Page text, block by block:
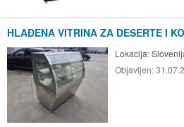
HLAĐENA VITRINA ZA DESERTE I
Lokacija:
Objavljen: